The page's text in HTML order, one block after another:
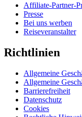
Affiliate-Partner-
Presse
Bei uns werben
Reiseveranstalter
Richtlinien
Allgemeine
Allgemeine
Barrierefreiheit
Datenschutz
Cookies